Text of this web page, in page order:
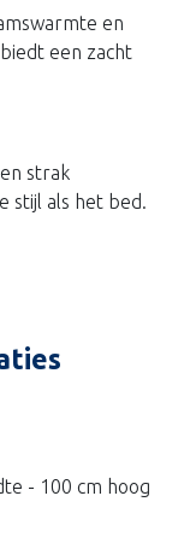
en
een zacht
strak
stijl als het bed.
- 100 cm hoog